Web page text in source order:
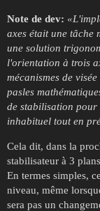
Note de dev: «L
axes était une tâche
une solution
l'orientation à trois
mécanismes de
pasles
de stabilisation pour
inhabituel tout en
Cela dit, dans la
stabilisateur à 3
En termes simples,
niveau, même
sera pas un